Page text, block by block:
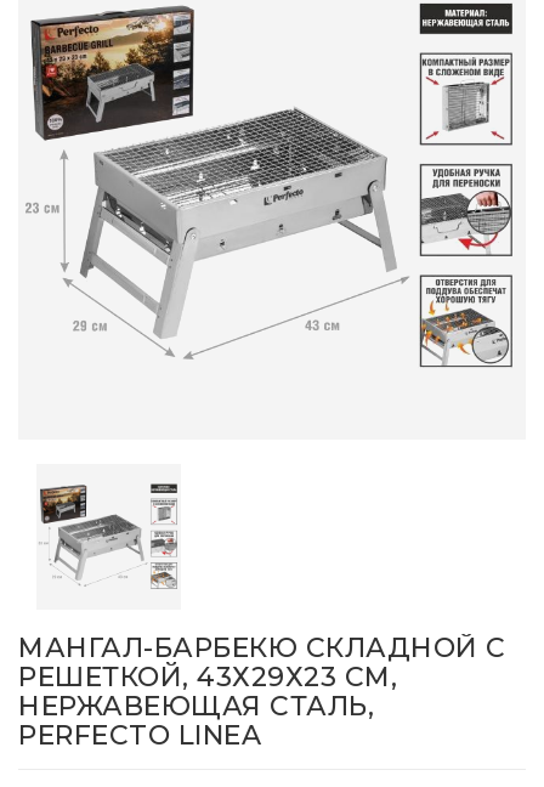
МАНГАЛ-БАРБЕКЮ СКЛАДНОЙ С
РЕШЕТКОЙ, 43Х29Х23 СМ,
НЕРЖАВЕЮЩАЯ СТАЛЬ,
PERFECTO LINEA